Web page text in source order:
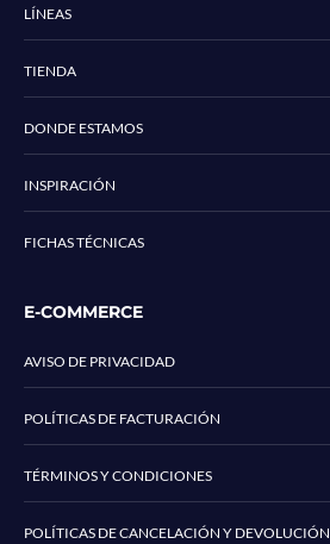
LÍNEAS
TIENDA
DONDE ESTAMOS
INSPIRACIÓN
FICHAS TÉCNICAS
E-COMMERCE
AVISO DE PRIVACIDAD
POLÍTICAS DE FACTURACIÓN
TÉRMINOS Y CONDICIONES
POLÍTICAS DE CANCELACIÓN Y DEVOLUCIÓN